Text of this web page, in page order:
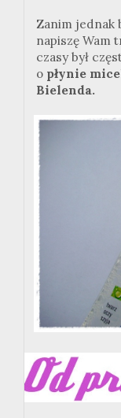
Zanim jednak
napiszę Wam
czasy był
o płynie
Bielenda.